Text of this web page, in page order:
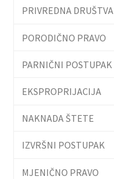
PRIVREDNA DRUŠTVA
PORODIČNO PRAVO
PARNIČNI POSTUPAK
EKSPROPRIJACIJA
NAKNADA ŠTETE
IZVRŠNI POSTUPAK
MJENIČNO PRAVO